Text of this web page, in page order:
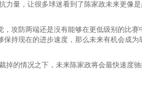
力量，让很多球迷看到了陈家政未来更像
攻防两端还是没有能够在更低级别的比赛
持现在的进步速度，那么未来有机会成为
掉的情况之下，未来陈家政将会最快速度